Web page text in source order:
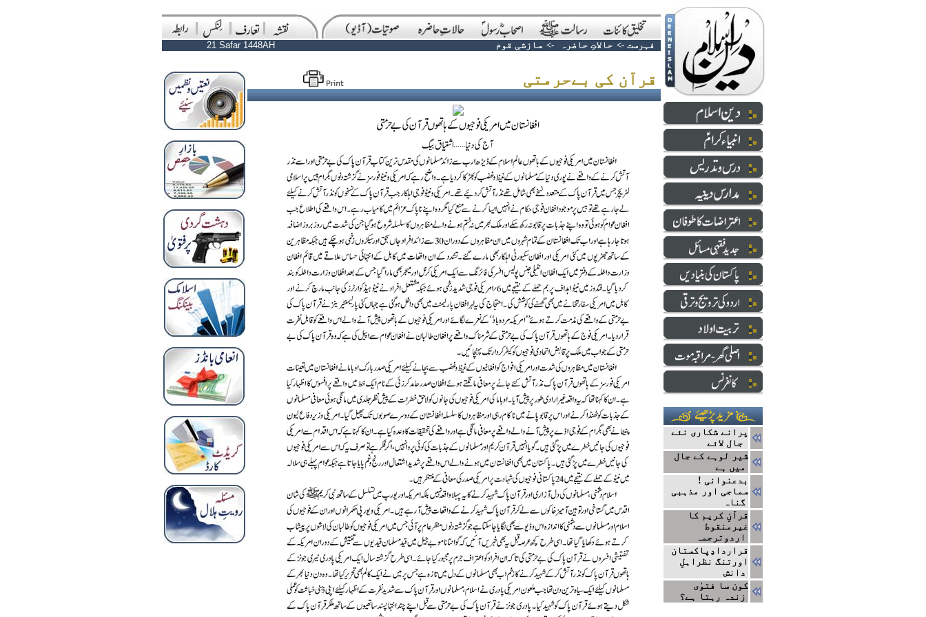
21 Safar 1448AH فہرست ->حالاتِ حاضرہ ->سازشی قوم
پرانے شکاری نئے
جال لائے
شیر لوہے کے جال
میں ہے
بدعنوانی !
سماجی اور مذہبی
گناہ
قرآنِ کریم کا
غیرمنقوط
اردوترجمہ
قراردادِپاکستان
اورتنگ نظراہلِ
دانش
کون سا فتوٰی
زندہ رہتا ہے؟